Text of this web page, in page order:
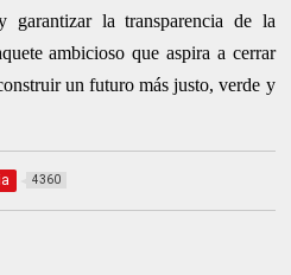
garantizar la transparencia de la
ambicioso que aspira a cerrar
un futuro más justo, verde y
4360